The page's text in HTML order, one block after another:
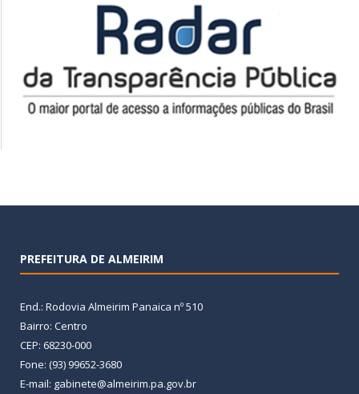
PREFEITURA DE ALMEIRIM
End.: Rodovia Almeirim Panaica nº 510
Bairro: Centro
CEP: 68230-000
Fone: (93) 99652-3680
E-mail: gabinete@almeirim.pa.gov.br